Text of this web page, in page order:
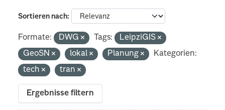
Sortieren nach
Formate: DWG Tags:
LeipziGIS
GeoSN
lokal Planung
Kategorien:
tech
tran
Ergebnisse filtern